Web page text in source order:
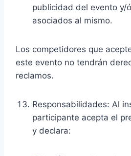
publicidad del evento y/
asociados al mismo.
Los competidores que
este evento no tendrán
reclamos.
Responsabilidades: Al
participante acepta el
y declara: